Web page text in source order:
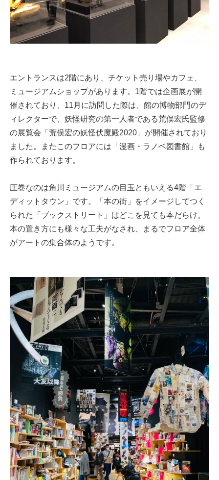
エントランスは2階にあり、チケット売り場やカフェ、
ミュージアムショップがあります。1階では企画展が開
催されており、11月に訪問した際は、館の博物部門のデ
ィレクターで、妖怪研究の第一人者である荒俣宏氏監修
の展覧会「荒俣宏の妖怪伏魔殿2020」が開催されており
ました。またこのフロアには「漫画・ラノベ図書館」も
作られております。
圧巻なのは角川ミュージアムの目玉ともいえる4階「エ
ディットタウン」です。「本の街」をイメージしてつく
られた「ブックストリート」はどこを見ても本だらけ。
本の置き方にも様々な工夫がなされ、まるでフロア全体
がアートの集合体のようです。